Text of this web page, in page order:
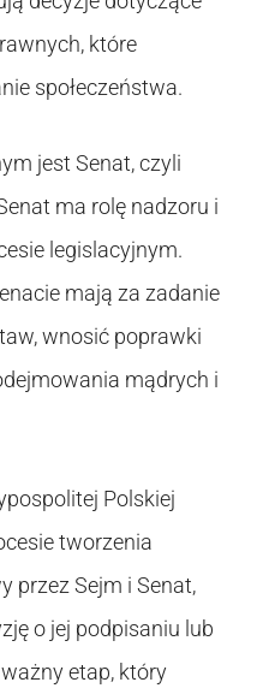
które
społeczeństwa.
jest Senat, czyli
ma rolę nadzoru i
legislacyjnym.
mają za zadanie
wnosić poprawki
mądrych i
Polskiej
tworzenia
przez Sejm i Senat,
o jej podpisaniu lub
etap, który